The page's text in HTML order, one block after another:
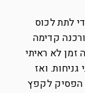
לתת לכוס
קדימה
לא ראיתי
ואז
הפסיק לקפץ